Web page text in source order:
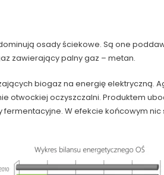
osady ściekowe. Są one
zawierający palny gaz – metan.
biogaz na energię elektryczną.
otwockiej oczyszczalni. Produktem
W efekcie końcowym nic